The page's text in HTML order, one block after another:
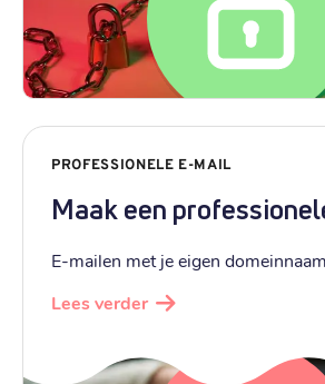
PROFESSIONELE E-MAIL
Maak een
E-mailen met je eigen
Lees verder